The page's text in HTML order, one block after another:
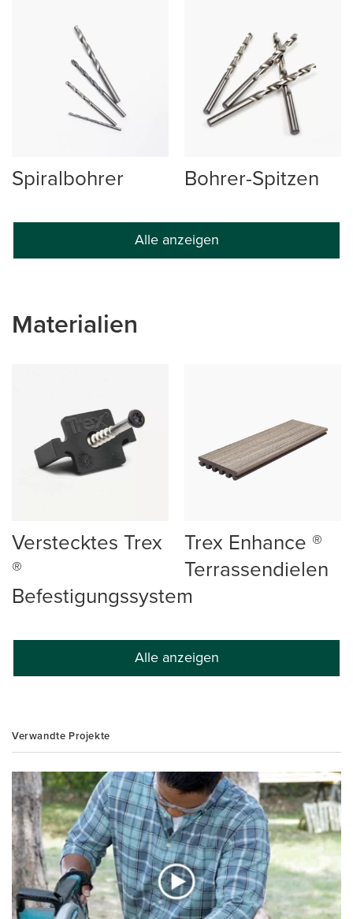
Spiralbohrer Bohrer-Spitzen
Alle anzeigen
Materialien
Verstecktes Trex
®
Befestigungssystem
Trex Enhance ®
Terrassendielen
Alle anzeigen
Verwandte Projekte